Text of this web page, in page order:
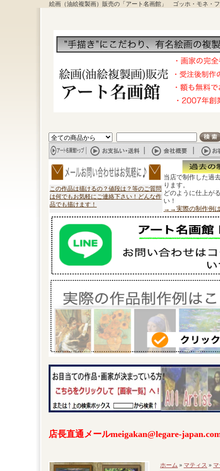
絵画（油絵複製画）販売の「アート名画館」 ゴッホ・モネ・
この作品は描けるの？値段は？等のご質問
は何でもお気軽にご連絡下さい！どんな作
品でも描けます！
当店で制作した過
ります。
どのように仕上が
い！
→→実際の制作例
店長直通メールmeigakan@legare-
ホーム » マティス »